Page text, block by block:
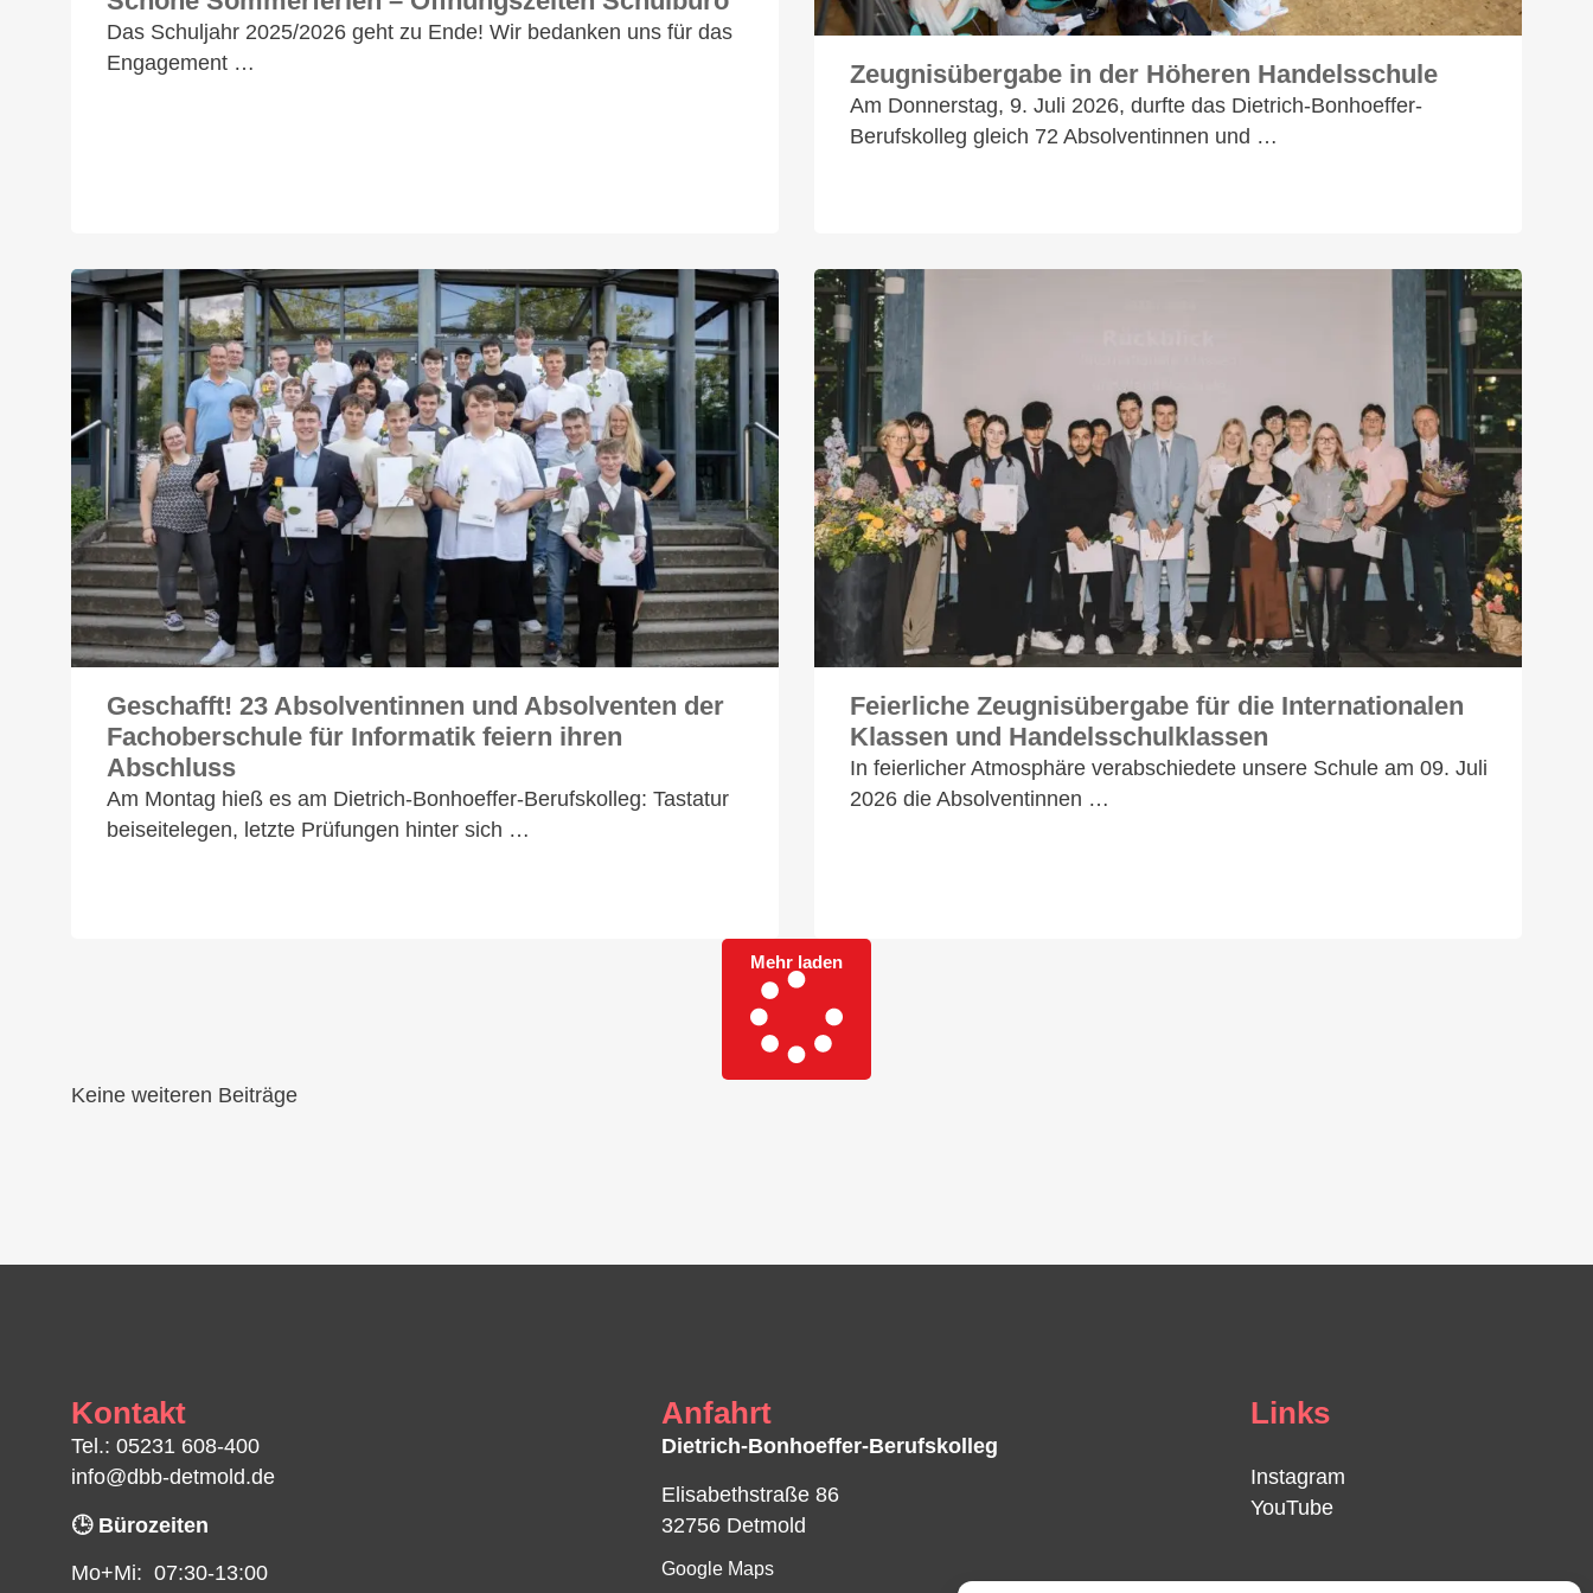
Das Schuljahr 2025/2026 geht zu Ende! Wir bedanken uns für das
Engagement …
Zeugnisübergabe in der Höheren Handelsschule
Am Donnerstag, 9. Juli 2026, durfte das Dietrich-Bonhoeffer-
Berufskolleg gleich 72 Absolventinnen und …
Geschafft! 23 Absolventinnen und Absolventen der
Fachoberschule für Informatik feiern ihren
Abschluss
Am Montag hieß es am Dietrich-Bonhoeffer-Berufskolleg: Tastatur
beiseitelegen, letzte Prüfungen hinter sich …
Feierliche Zeugnisübergabe für die Internationalen
Klassen und Handelsschulklassen
In feierlicher Atmosphäre verabschiedete unsere Schule am 09. Juli
2026 die Absolventinnen …
Mehr laden
Keine weiteren Beiträge
Kontakt
Tel.: 05231 608-400
info@dbb-detmold.de
🕒 Bürozeiten
Mo+Mi: 07:30-13:00
Anfahrt
Dietrich-Bonhoeffer-Berufskolleg
Elisabethstraße 86
32756 Detmold
Google Maps
Links
Instagram
YouTube